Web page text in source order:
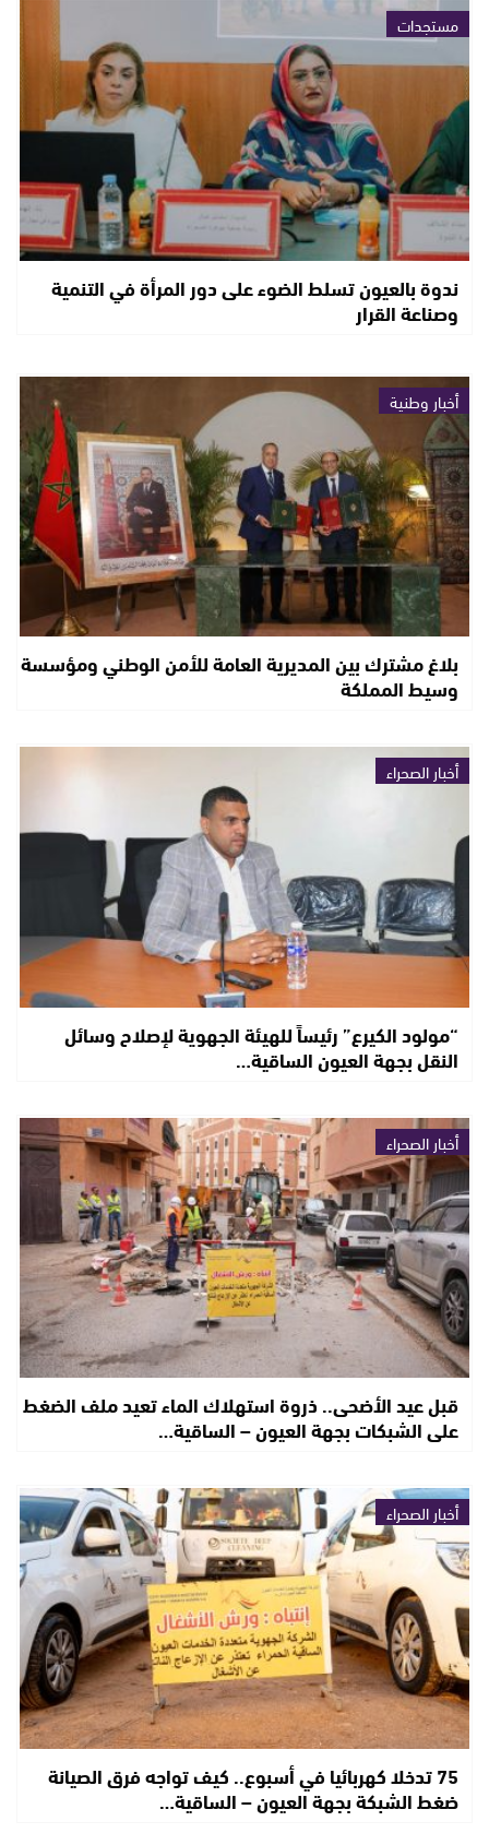
مستجدات
ندوة بالعيون تسلط الضوء على دور المرأة في التنمية
وصناعة القرار
أخبار وطنية
بلاغ مشترك بين المديرية العامة للأمن الوطني ومؤسسة
وسيط المملكة
أخبار الصحراء
“مولود الكيرع” رئيساً للهيئة الجهوية لإصلاح وسائل
النقل بجهة العيون الساقية…
أخبار الصحراء
قبل عيد الأضحى.. ذروة استهلاك الماء تعيد ملف الضغط
على الشبكات بجهة العيون – الساقية…
أخبار الصحراء
75 تدخلا كهربائيا في أسبوع.. كيف تواجه فرق الصيانة
ضغط الشبكة بجهة العيون – الساقية…